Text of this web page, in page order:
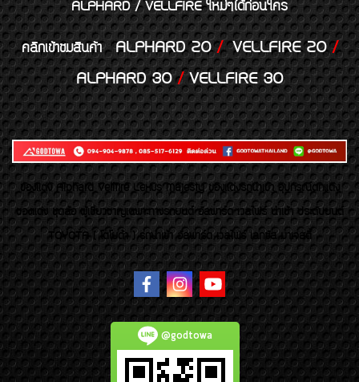
ALPHARD / VELLFIRE ใหม่ๆได้ก่อนใคร
คลิกเข้าชมสินค้า ALPHARD 20/VELLFIRE 20/
ALPHARD 30/VELLFIRE 30
ของเเต่ง Alphard Vellfire Lexus Majesty ของเเต่งรถนำเข้า อุปกรณ์ตกแต่ง
ของแต่ง ชุดล้อ ผู้เชี่ยวชาญเฉพาะทางรถยนต์ อัลพาร์ด เวลไฟร์ นำเข้า ประดับยนต์
TOYOTA ( โตโยต้า ) รถนำเข้า อัลพาร์ด เวลไฟร์ เลกซัส มาเจสตี้
@godtowa